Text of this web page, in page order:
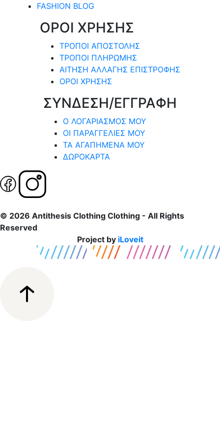
FASHION BLOG
ΟΡΟΙ ΧΡΗΣΗΣ
ΤΡΟΠΟΙ ΑΠΟΣΤΟΛΗΣ
ΤΡΟΠΟΙ ΠΛΗΡΩΜΗΣ
ΑΙΤΗΣΗ ΑΛΛΑΓΗΣ ΕΠΙΣΤΡΟΦΗΣ
ΟΡΟΙ ΧΡΗΣΗΣ
ΣΥΝΔΕΣΗ/ΕΓΓΡΑΦΗ
Ο ΛΟΓΑΡΙΑΣΜΟΣ ΜΟΥ
ΟΙ ΠΑΡΑΓΓΕΛΙΕΣ ΜΟΥ
ΤΑ ΑΓΑΠΗΜΕΝΑ ΜΟΥ
ΔΩΡΟΚΑΡΤΑ
© 2026 Antithesis Clothing Clothing - All Rights
Reserved
Project by iLoveit